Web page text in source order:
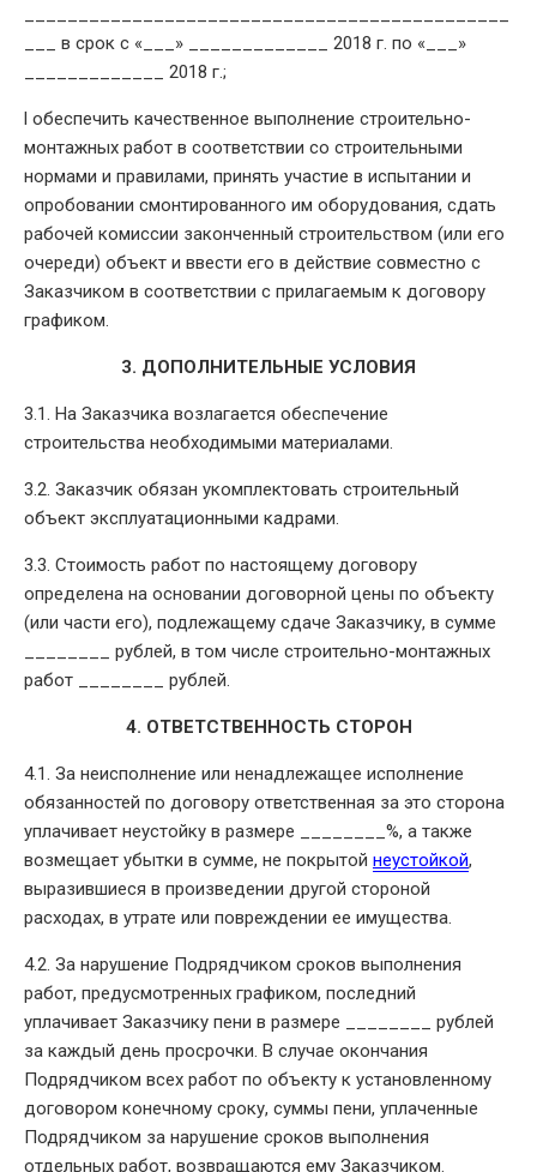
___ в срок с «___» _____________ 2018 г. по «___»
_____________ 2018 г.;
l обеспечить качественное выполнение строительно-
монтажных работ в соответствии со строительными
нормами и правилами, принять участие в испытании и
опробовании смонтированного им оборудования, сдать
рабочей комиссии законченный строительством (или его
очереди) объект и ввести его в действие совместно с
Заказчиком в соответствии с прилагаемым к договору
графиком.
3. ДОПОЛНИТЕЛЬНЫЕ УСЛОВИЯ
3.1. На Заказчика возлагается обеспечение
строительства необходимыми материалами.
3.2. Заказчик обязан укомплектовать строительный
объект эксплуатационными кадрами.
3.3. Стоимость работ по настоящему договору
определена на основании договорной цены по объекту
(или части его), подлежащему сдаче Заказчику, в сумме
________ рублей, в том числе строительно-монтажных
работ ________ рублей.
4. ОТВЕТСТВЕННОСТЬ СТОРОН
4.1. За неисполнение или ненадлежащее исполнение
обязанностей по договору ответственная за это сторона
уплачивает неустойку в размере ________%, а также
возмещает убытки в сумме, не покрытой неустойкой,
выразившиеся в произведении другой стороной
расходах, в утрате или повреждении ее имущества.
4.2. За нарушение Подрядчиком сроков выполнения
работ, предусмотренных графиком, последний
уплачивает Заказчику пени в размере ________ рублей
за каждый день просрочки. В случае окончания
Подрядчиком всех работ по объекту к установленному
договором конечному сроку, суммы пени, уплаченные
Подрядчиком за нарушение сроков выполнения
отдельных работ, возвращаются ему Заказчиком.